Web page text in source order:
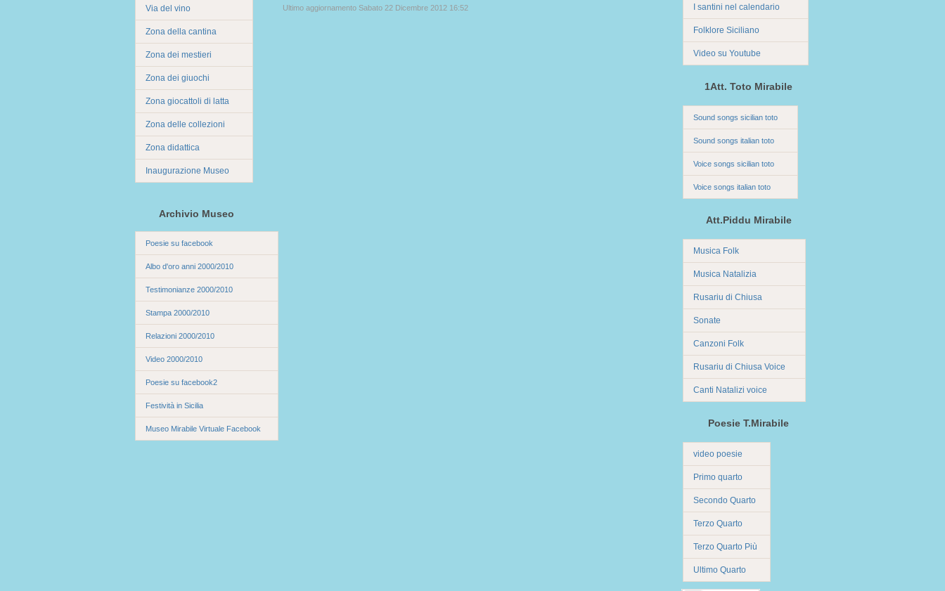
Via del vino
Zona della cantina
Zona dei mestieri
Zona dei giuochi
Zona giocattoli di latta
Zona delle collezioni
Zona didattica
Inaugurazione Museo
Archivio Museo
Poesie su facebook
Albo d'oro anni 2000/2010
Testimonianze 2000/2010
Stampa 2000/2010
Relazioni 2000/2010
Video 2000/2010
Poesie su facebook2
Festività in Sicilia
Museo Mirabile Virtuale Facebook
Ultimo aggiornamento Sabato 22 Dicembre 2012 16:52 I santini nel calendario
Folklore Siciliano
Video su Youtube
1Att. Toto Mirabile
Sound songs sicilian toto
Sound songs italian toto
Voice songs sicilian toto
Voice songs italian toto
Att.Piddu Mirabile
Musica Folk
Musica Natalizia
Rusariu di Chiusa
Sonate
Canzoni Folk
Rusariu di Chiusa Voice
Canti Natalizi voice
Poesie T.Mirabile
video poesie
Primo quarto
Secondo Quarto
Terzo Quarto
Terzo Quarto Più
Ultimo Quarto